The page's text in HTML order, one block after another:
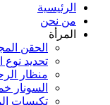
الرئيسية
من نحن
المرأة
الحقن
تحديد نوع
منظار
السونار
تكيسات